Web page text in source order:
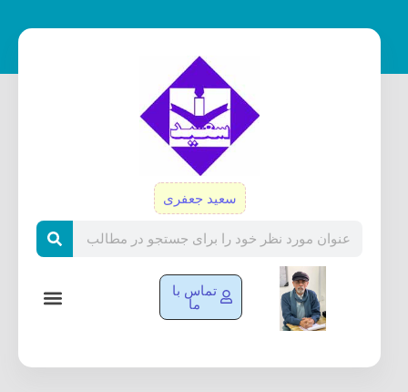
سعید جعفری
تماس با
ما